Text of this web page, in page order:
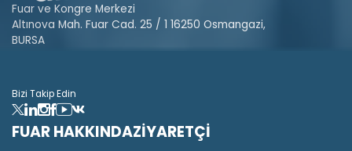
Fuar ve Kongre Merkezi
Altınova Mah. Fuar Cad. 25 / 1 16250 Osmangazi,
BURSA
Bizi Takip Edin
FUAR HAKKINDAZİYARETÇİ